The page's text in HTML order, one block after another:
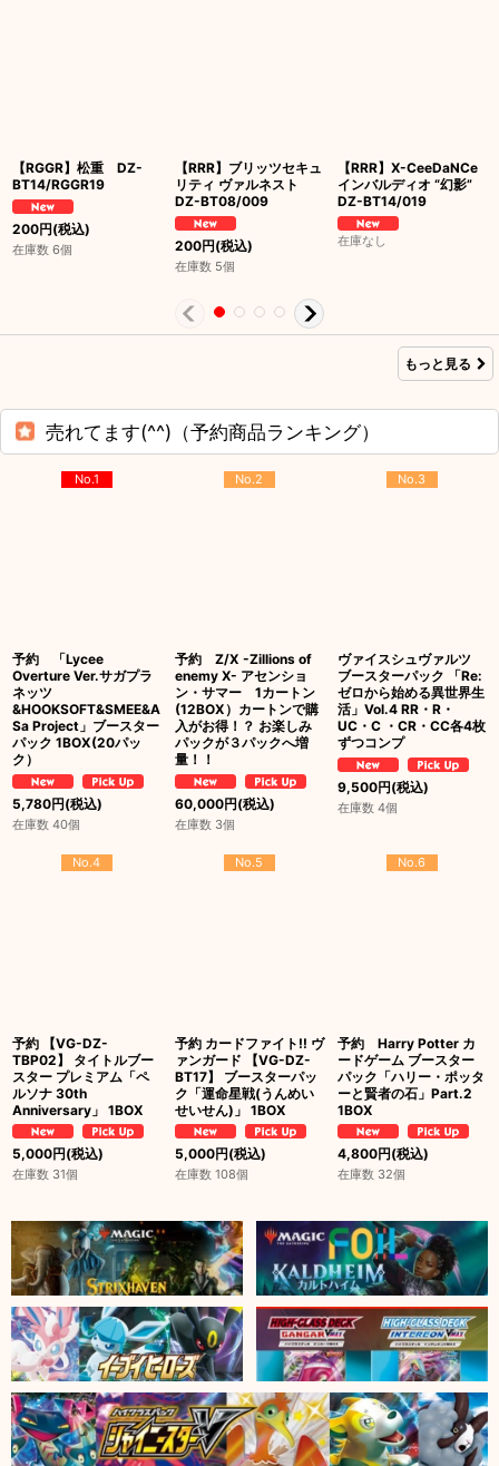
【RGGR】松重 DZ-
BT14/RGGR19
200円(税込)
在庫数 6個
【RRR】ブリッツセキュ
リティ ヴァルネスト
DZ-BT08/009
200円(税込)
在庫数 5個
【RRR】X-CeeDaNCe
インバルディオ “幻影”
DZ-BT14/019
在庫なし
もっと見る
売れてます(^^)（予約商品ランキング）
No.1
予約 「Lycee
Overture Ver.サガプラ
ネッツ
&HOOKSOFT&SMEE&A
Sa Project」ブースター
パック 1BOX(20パッ
ク）
5,780円(税込)
在庫数 40個
No.2
予約 Z/X -Zillions of
enemy X- アセンショ
ン・サマー 1カートン
(12BOX）カートンで購
入がお得！？ お楽しみ
パックが３パックへ増
量！！
60,000円(税込)
在庫数 3個
No.3
ヴァイスシュヴァルツ
ブースターパック 「Re:
ゼロから始める異世界生
活」Vol.4 RR・R・
UC・C ・CR・CC各4枚
ずつコンプ
9,500円(税込)
在庫数 4個
No.4
予約 【VG-DZ-
TBP02】 タイトルブー
スター プレミアム「ペ
ルソナ 30th
Anniversary」 1BOX
5,000円(税込)
在庫数 31個
No.5
予約 カードファイト!! ヴ
ァンガード 【VG-DZ-
BT17】 ブースターパッ
ク「運命星戦(うんめい
せいせん)」 1BOX
5,000円(税込)
在庫数 108個
No.6
予約 Harry Potter カ
ードゲーム ブースター
パック「ハリー・ポッタ
ーと賢者の石」Part.2
1BOX
4,800円(税込)
在庫数 32個